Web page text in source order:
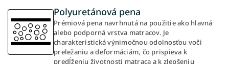
Polyuretánová pena
Prémiová pena navrhnutá na použitie ako hlavná
alebo podporná vrstva matracov. Je
charakteristická výnimočnou odolnosťou voči
preležaniu a deformáciám, čo prispieva k
predĺženiu životnosti matraca a k zlepšeniu